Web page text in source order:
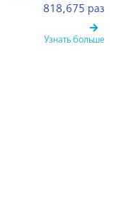
818,675 раз
Узнать больше